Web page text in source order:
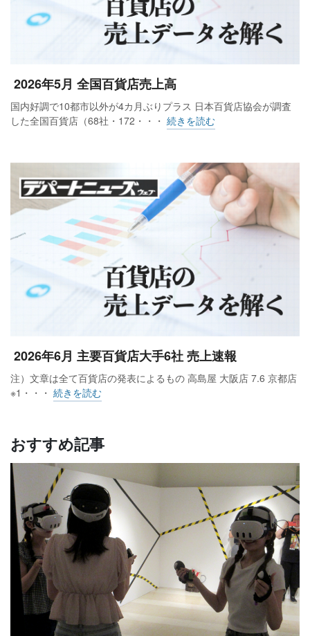
2026年5月 全国百貨店売上高
国内好調で10都市以外が4カ月ぶりプラス 日本百貨店協会が調査
した全国百貨店（68社・172・・・ 続きを読む
2026年6月 主要百貨店大手6社 売上速報
注）文章は全て百貨店の発表によるもの 高島屋 大阪店 7.6 京都店
※1・・・ 続きを読む
おすすめ記事